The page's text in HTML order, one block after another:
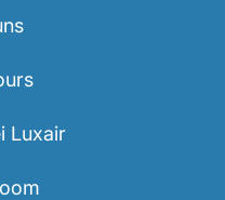
Luxair